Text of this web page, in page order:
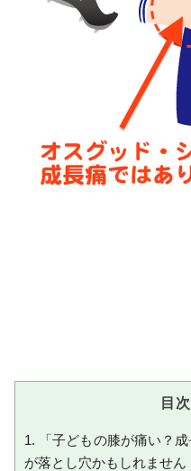
目次
1. 「子どもの膝が痛い？
が落とし穴かもしれません